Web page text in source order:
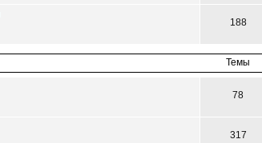
188
Темы
78
317